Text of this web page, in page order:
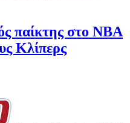
παίκτης στο NBA
Κλίπερς